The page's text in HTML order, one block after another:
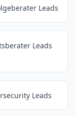
Leads
Leads
Leads